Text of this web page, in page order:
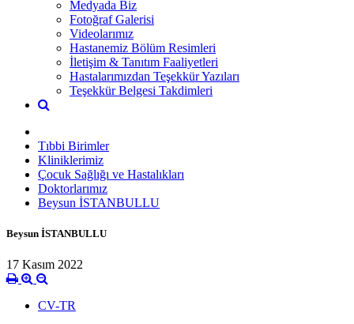
Medyada Biz
Fotoğraf Galerisi
Videolarımız
Hastanemiz Bölüm Resimleri
İletişim & Tanıtım Faaliyetleri
Hastalarımızdan Teşekkür Yazıları
Teşekkür Belgesi Takdimleri
Tıbbi Birimler
Kliniklerimiz
Çocuk Sağlığı ve Hastalıkları
Doktorlarımız
Beysun İSTANBULLU
Beysun İSTANBULLU
17 Kasım 2022
CV-TR